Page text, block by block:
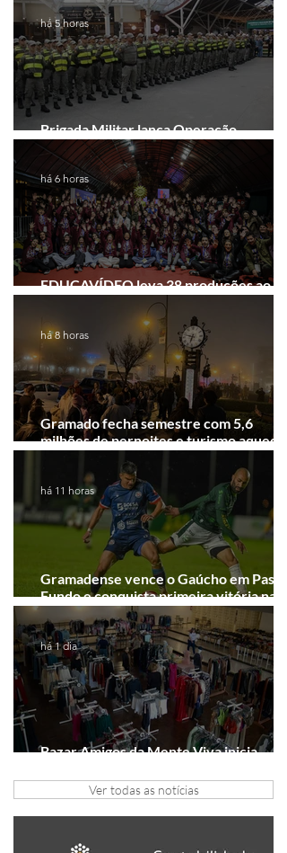
Brigada Militar lança Operação
Convergência na Região das Hortênsias
há 5 horas
EDUCAVÍDEO leva 38 produções ao
Festival de Cinema de Gramado
há 6 horas
Gramado fecha semestre com 5,6
milhões de pernoites e turismo
Junho desponta!
há 8 horas
Gramadense vence o Gaúcho em Passo
Fundo e conquista primeira vitória na
Série A2
há 11 horas
Bazar Amigos da Mente Viva inicia
há 1 dia
Ver todas as notícias